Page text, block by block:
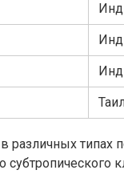
различных